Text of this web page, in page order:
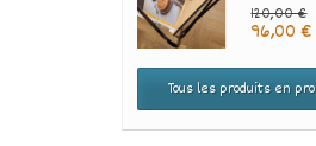
120,00 €
96,00 €
Tous les produits en